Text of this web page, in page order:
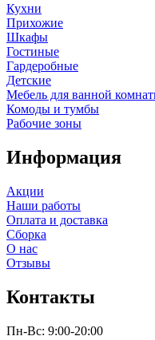
Кухни
Прихожие
Шкафы
Гостиные
Гардеробные
Детские
Мебель для ванной
Комоды и тумбы
Рабочие зоны
Информация
Акции
Наши работы
Оплата и доставка
Сборка
О нас
Отзывы
Контакты
Пн-Вс: 9:00-20:00